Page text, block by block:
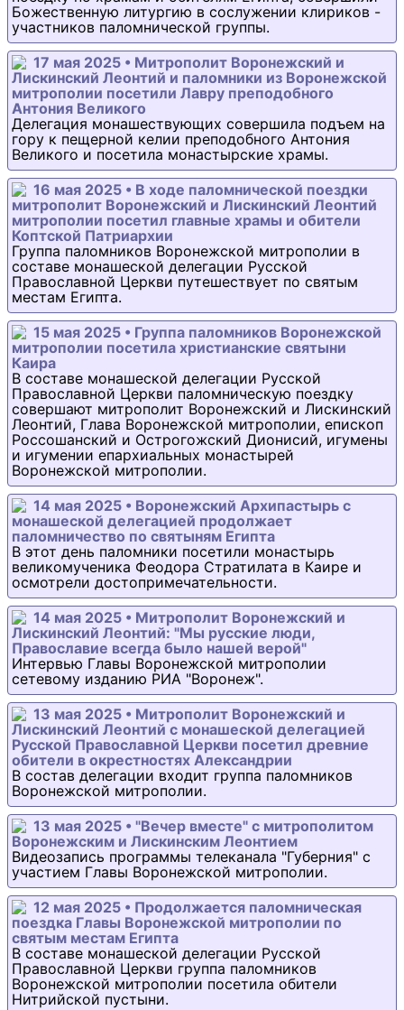
Божественную литургию в сослужении клириков -
участников паломнической группы.
17 мая 2025 • Митрополит Воронежский и
Лискинский Леонтий и паломники из Воронежской
митрополии посетили Лавру преподобного
Антония Великого
Делегация монашествующих совершила подъем на
гору к пещерной келии преподобного Антония
Великого и посетила монастырские храмы.
16 мая 2025 • В ходе паломнической поездки
митрополит Воронежский и Лискинский Леонтий
митрополии посетил главные храмы и обители
Коптской Патриархии
Группа паломников Воронежской митрополии в
составе монашеской делегации Русской
Православной Церкви путешествует по святым
местам Египта.
15 мая 2025 • Группа паломников Воронежской
митрополии посетила христианские святыни
Каира
В составе монашеской делегации Русской
Православной Церкви паломническую поездку
совершают митрополит Воронежский и Лискинский
Леонтий, Глава Воронежской митрополии, епископ
Россошанский и Острогожский Дионисий, игумены
и игумении епархиальных монастырей
Воронежской митрополии.
14 мая 2025 • Воронежский Архипастырь с
монашеской делегацией продолжает
паломничество по святыням Египта
В этот день паломники посетили монастырь
великомученика Феодора Стратилата в Каире и
осмотрели достопримечательности.
14 мая 2025 • Митрополит Воронежский и
Лискинский Леонтий: "Мы русские люди,
Православие всегда было нашей верой"
Интервью Главы Воронежской митрополии
сетевому изданию РИА "Воронеж".
13 мая 2025 • Митрополит Воронежский и
Лискинский Леонтий с монашеской делегацией
Русской Православной Церкви посетил древние
обители в окрестностях Александрии
В состав делегации входит группа паломников
Воронежской митрополии.
13 мая 2025 • "Вечер вместе" с митрополитом
Воронежским и Лискинским Леонтием
Видеозапись программы телеканала "Губерния" с
участием Главы Воронежской митрополии.
12 мая 2025 • Продолжается паломническая
поездка Главы Воронежской митрополии по
святым местам Египта
В составе монашеской делегации Русской
Православной Церкви группа паломников
Воронежской митрополии посетила обители
Нитрийской пустыни.